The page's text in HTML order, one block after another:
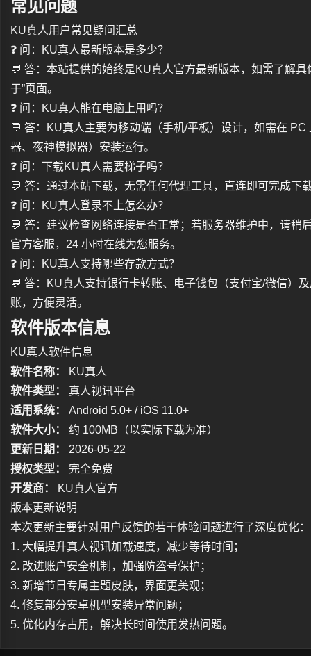
常见问题
KU真人用户常见疑问汇总
❓ 问：KU真人最新版本是多少？
💬 答：本站提供的始终是KU真人官方最新版本，如需了解
于”页面。
❓ 问：KU真人能在电脑上用吗？
💬 答：KU真人主要为移动端（手机/平板）设计，如需在
器、夜神模拟器）安装运行。
❓ 问：下载KU真人需要梯子吗？
💬 答：通过本站下载，无需任何代理工具，直连即可完成下
❓ 问：KU真人登录不上怎么办？
💬 答：建议检查网络连接是否正常；若服务器维护中，请稍
官方客服，24 小时在线为您服务。
❓ 问：KU真人支持哪些存款方式？
💬 答：KU真人支持银行卡转账、电子钱包（支付宝/微信）
账，方便灵活。
软件版本信息
KU真人软件信息
软件名称：
KU真人
软件类型：
真人视讯平台
适用系统：
Android 5.0+ / iOS 11.0+
软件大小：
约 100MB（以实际下载为准）
更新日期：
2026-05-22
授权类型：
完全免费
开发商：
KU真人官方
版本更新说明
本次更新主要针对用户反馈的若干体验问题进行了深度优化：
1. 大幅提升真人视讯加载速度，减少等待时间；
2. 改进账户安全机制，加强防盗号保护；
3. 新增节日专属主题皮肤，界面更美观；
4. 修复部分安卓机型安装异常问题；
5. 优化内存占用，解决长时间使用发热问题。